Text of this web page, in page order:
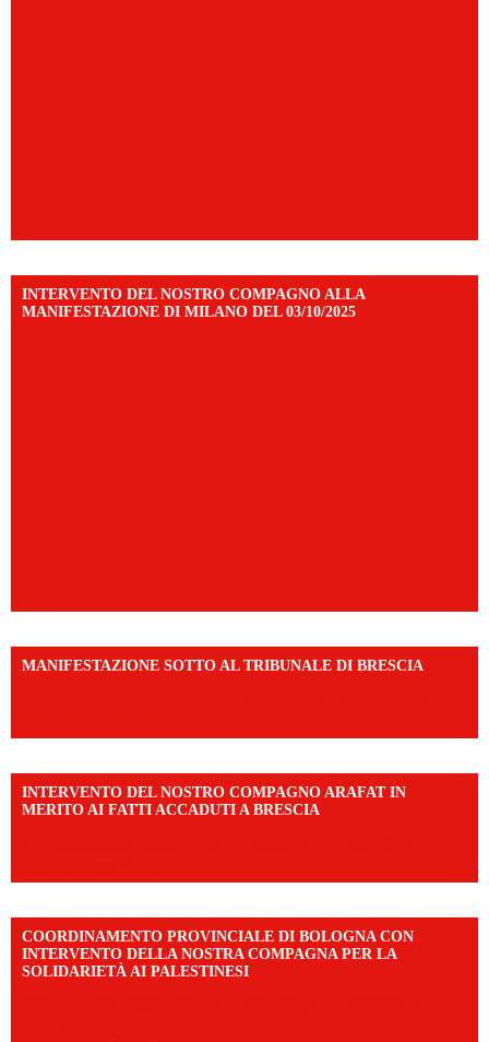
INTERVENTO DEL NOSTRO COMPAGNO ALLA
MANIFESTAZIONE DI MILANO DEL 03/10/2025
MANIFESTAZIONE SOTTO AL TRIBUNALE DI BRESCIA
INTERVENTO DEL NOSTRO COMPAGNO ARAFAT IN
MERITO AI FATTI ACCADUTI A BRESCIA
COORDINAMENTO PROVINCIALE DI BOLOGNA CON
INTERVENTO DELLA NOSTRA COMPAGNA PER LA
SOLIDARIETÀ AI PALESTINESI